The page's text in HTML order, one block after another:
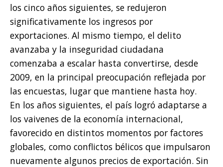
los cinco años siguientes, se redujeron
significativamente los ingresos por
exportaciones. Al mismo tiempo, el delito
avanzaba y la inseguridad ciudadana
comenzaba a escalar hasta convertirse, desde
2009, en la principal preocupación reflejada por
las encuestas, lugar que mantiene hasta hoy.
En los años siguientes, el país logró adaptarse a
los vaivenes de la economía internacional,
favorecido en distintos momentos por factores
globales, como conflictos bélicos que impulsaron
nuevamente algunos precios de exportación. Sin